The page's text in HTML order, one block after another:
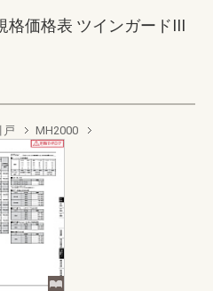
格価格表 ツインガードIII
戸 MH2000